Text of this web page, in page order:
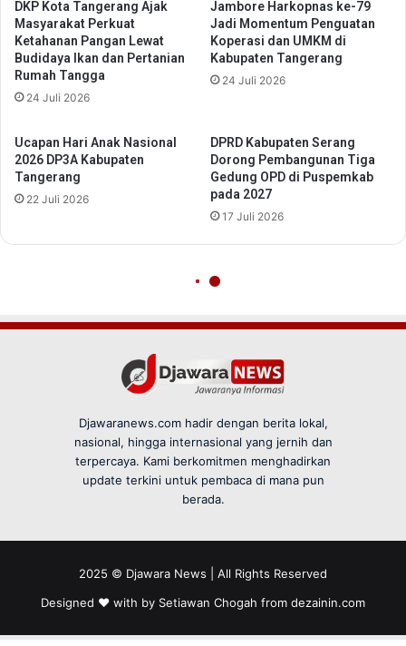
Djawaranews.com hadir dengan berita lokal,
nasional, hingga internasional yang jernih dan
terpercaya. Kami berkomitmen menghadirkan
update terkini untuk pembaca di mana pun
berada.
2025 © Djawara News | All Rights Reserved
Designed ❤️ with by Setiawan Chogah from dezainin.com